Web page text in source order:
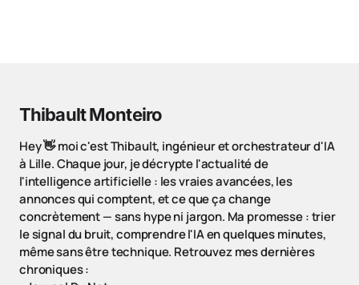
Thibault Monteiro
Hey 👋 moi c'est Thibault, ingénieur et orchestrateur d'IA
à Lille. Chaque jour, je décrypte l'actualité de
l'intelligence artificielle : les vraies avancées, les
annonces qui comptent, et ce que ça change
concrètement — sans hype ni jargon. Ma promesse : trier
le signal du bruit, comprendre l'IA en quelques minutes,
même sans être technique. Retrouvez mes dernières
chroniques :